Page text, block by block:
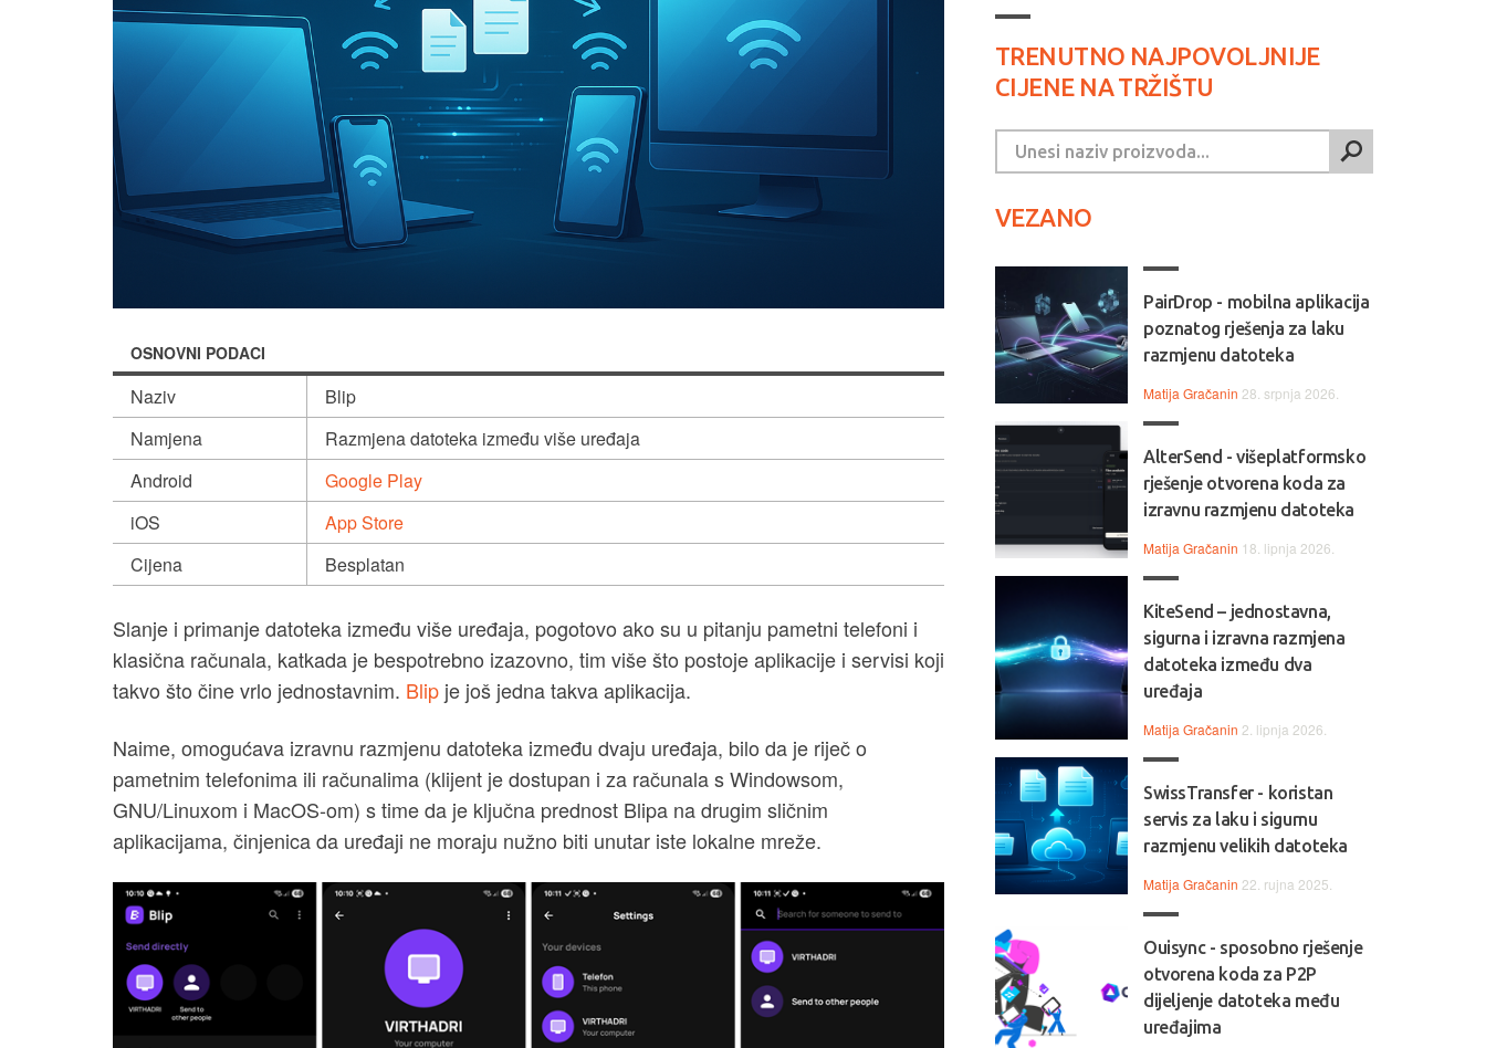
OSNOVNI PODACI
Naziv
Blip
Namjena
Razmjena datoteka između više uređaja
Android
Google Play
iOS
App Store
Cijena
Besplatan
Slanje i primanje datoteka između više uređaja, pogotovo ako su u pitanju pametni telefoni i
klasična računala, katkada je bespotrebno izazovno, tim više što postoje aplikacije i servisi koji
takvo što čine vrlo jednostavnim. Blip je još jedna takva aplikacija.
Naime, omogućava izravnu razmjenu datoteka između dvaju uređaja, bilo da je riječ o
pametnim telefonima ili računalima (klijent je dostupan i za računala s Windowsom,
GNU/Linuxom i MacOS-om) s time da je ključna prednost Blipa na drugim sličnim
aplikacijama, činjenica da uređaji ne moraju nužno biti unutar iste lokalne mreže.
TRENUTNO NAJPOVOLJNIJE
CIJENE NA TRŽIŠTU
VEZANO
PairDrop - mobilna aplikacija
poznatog rješenja za laku
razmjenu datoteka
Matija Gračanin 28. srpnja 2026.
AlterSend - višeplatformsko
rješenje otvorena koda za
izravnu razmjenu datoteka
Matija Gračanin 18. lipnja 2026.
KiteSend – jednostavna,
sigurna i izravna razmjena
datoteka između dva
uređaja
Matija Gračanin 2. lipnja 2026.
SwissTransfer - koristan
servis za laku i sigurnu
razmjenu velikih datoteka
Matija Gračanin 22. rujna 2025.
Ouisync - sposobno rješenje
otvorena koda za P2P
dijeljenje datoteka među
uređajima